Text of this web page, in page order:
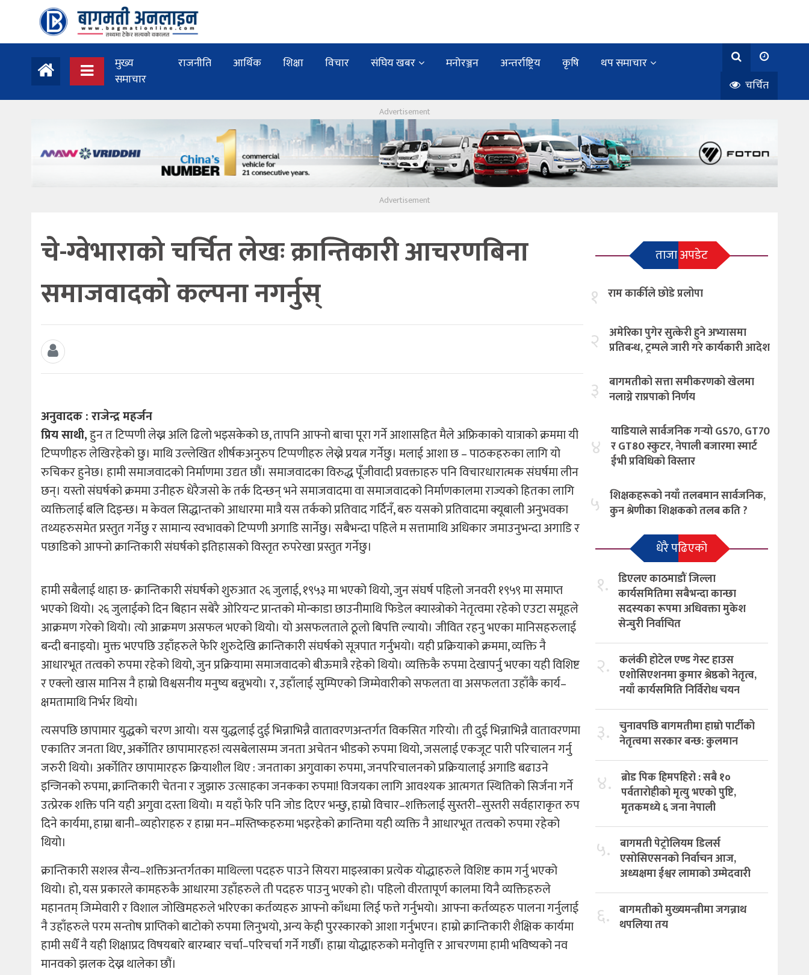
मुख्य
समाचार
राजनीति आर्थिक शिक्षा विचार संघिय खबर मनोरञ्जन अन्तर्राष्ट्रिय कृषि
थप समाचार
चर्चित
चे-ग्वेभाराको चर्चित लेखः क्रान्तिकारी आचरणबिना
समाजवादको कल्पना नगर्नुस्
अनुवादक : राजेन्द्र महर्जन
प्रिय साथी,हुन त टिप्पणी लेख्न अलि ढिलो भइसकेको छ, तापनि आफ्नो बाचा पूरा गर्ने आशासहित मैले अफ्रिकाको यात्राको क्रममा यी
टिप्पणीहरु लेखिरहेको छु। माथि उल्लेखित शीर्षकअनुरुप टिप्पणीहरु लेख्ने प्रयत्न गर्नेछु। मलाई आशा छ – पाठकहरुका लागि यो
रुचिकर हुनेछ। हामी समाजवादको निर्माणमा उद्यत छौं। समाजवादका विरुद्ध पूँजीवादी प्रवक्ताहरु पनि विचारधारात्मक संघर्षमा लीन
छन्। यस्तो संघर्षको क्रममा उनीहरु धेरैजसो के तर्क दिन्छन् भने समाजवादमा वा समाजवादको निर्माणकालमा राज्यको हितका लागि
व्यक्तिलाई बलि दिइन्छ। म केवल सिद्धान्तको आधारमा मात्रै यस तर्कको प्रतिवाद गर्दिनँ, बरु यसको प्रतिवादमा क्यूबाली अनुभवका
तथ्यहरुसमेत प्रस्तुत गर्नेछु र सामान्य स्वभावको टिप्पणी अगाडि सार्नेछु। सबैभन्दा पहिले म सत्तामाथि अधिकार जमाउनुभन्दा अगाडि र
पछाडिको आफ्नो क्रान्तिकारी संघर्षको इतिहासको विस्तृत रुपरेखा प्रस्तुत गर्नेछु।
हामी सबैलाई थाहा छ- क्रान्तिकारी संघर्षको शुरुआत २६ जुलाई, १९५३ मा भएको थियो, जुन संघर्ष पहिलो जनवरी १९५९ मा समाप्त
भएको थियो। २६ जुलाईको दिन बिहान सबेरै ओरियन्ट प्रान्तको मोन्काडा छाउनीमाथि फिडेल क्यास्त्रोको नेतृत्वमा रहेको एउटा समूहले
आक्रमण गरेको थियो। त्यो आक्रमण असफल भएको थियो। यो असफलताले ठूलो बिपत्ति ल्यायो। जीवित रहनु भएका मानिसहरुलाई
बन्दी बनाइयो। मुक्त भएपछि उहाँहरुले फेरि शुरुदेखि क्रान्तिकारी संघर्षको सूत्रपात गर्नुभयो। यही प्रक्रियाको क्रममा, व्यक्ति नै
आधारभूत तत्वको रुपमा रहेको थियो, जुन प्रक्रियामा समाजवादको बीऊमात्रै रहेको थियो। व्यक्तिकै रुपमा देखापर्नु भएका यही विशिष्ट
र एक्लो खास मानिस नै हाम्रो विश्वसनीय मनुष्य बन्नुभयो। र, उहाँलाई सुम्पिएको जिम्मेवारीको सफलता वा असफलता उहाँकै कार्य–
क्षमतामाथि निर्भर थियो।
त्यसपछि छापामार युद्धको चरण आयो। यस युद्धलाई दुई भिन्नाभिन्नै वातावरणअन्तर्गत विकसित गरियो। ती दुई भिन्नाभिन्नै वातावरणमा
एकातिर जनता थिए, अर्कोतिर छापामारहरु! त्यसबेलासम्म जनता अचेतन भीडको रुपमा थियो, जसलाई एकजूट पारी परिचालन गर्नु
जरुरी थियो। अर्कोतिर छापामारहरु क्रियाशील थिए : जनताका अगुवाका रुपमा, जनपरिचालनको प्रक्रियालाई अगाडि बढाउने
इन्जिनको रुपमा, क्रान्तिकारी चेतना र जुझारु उत्साहका जनकका रुपमा! विजयका लागि आवश्यक आत्मगत स्थितिको सिर्जना गर्ने
उत्प्रेरक शक्ति पनि यही अगुवा दस्ता थियो। म यहाँ फेरि पनि जोड दिएर भन्छु, हाम्रो विचार–शक्तिलाई सुस्तरी–सुस्तरी सर्वहाराकृत रुप
दिने कार्यमा, हाम्रा बानी–व्यहोराहरु र हाम्रा मन–मस्तिष्कहरुमा भइरहेको क्रान्तिमा यही व्यक्ति नै आधारभूत तत्वको रुपमा रहेको
थियो।
क्रान्तिकारी सशस्त्र सैन्य–शक्तिअन्तर्गतका माथिल्ला पदहरु पाउने सियरा माइस्त्राका प्रत्येक योद्धाहरुले विशिष्ट काम गर्नु भएको
थियो। हो, यस प्रकारले कामहरुकै आधारमा उहाँहरुले ती पदहरु पाउनु भएको हो। पहिलो वीरतापूर्ण कालमा यिनै व्यक्तिहरुले
महानतम् जिम्मेवारी र विशाल जोखिमहरुले भरिएका कर्तव्यहरु आफ्नो काँधमा लिई फत्ते गर्नुभयो। आफ्ना कर्तव्यहरु पालना गर्नुलाई
नै उहाँहरुले परम सन्तोष प्राप्तिको बाटोको रुपमा लिनुभयो, अन्य केही पुरस्कारको आशा गर्नुभएन। हाम्रो क्रान्तिकारी शैक्षिक कार्यमा
हामी सधैँ नै यही शिक्षाप्रद विषयबारे बारम्बार चर्चा–परिचर्चा गर्ने गर्छौं। हाम्रा योद्धाहरुको मनोवृत्ति र आचरणमा हामी भविष्यको नव
मानवको झलक देख्न थालेका छौं।
ताजा अपडेट
१ राम कार्कीले छोडे प्रलोपा
२ अमेरिका पुगेर सुत्केरी हुने अभ्यासमा
प्रतिबन्ध, ट्रम्पले जारी गरे कार्यकारी आदेश
३ बागमतीको सत्ता समीकरणको खेलमा
नलाग्ने राप्रपाको निर्णय
४
याडियाले सार्वजनिक गर्‍यो GS70, GT70
र GT80 स्कुटर, नेपाली बजारमा स्मार्ट
ईभी प्रविधिको विस्तार
५ शिक्षकहरूको नयाँ तलबमान सार्वजनिक,
कुन श्रेणीका शिक्षकको तलब कति ?
धेरै पढिएको
१. डिएलए काठमाडौं जिल्ला
कार्यसमितिमा सबैभन्दा कान्छा
सदस्यका रूपमा अधिवक्ता मुकेश
सेन्चुरी निर्वाचित
२. कलंकी होटेल एण्ड गेस्ट हाउस
एशोसिएशनमा कुमार श्रेष्ठको नेतृत्व,
नयाँ कार्यसमिति निर्विरोध चयन
३. चुनावपछि बागमतीमा हाम्राे पार्टीको
नेतृत्वमा सरकार बन्छ: कुलमान
४. ब्रोड पिक हिमपहिरो : सबै १०
पर्वतारोहीको मृत्यु भएको पुष्टि,
मृतकमध्ये ६ जना नेपाली
५. बागमती पेट्रोलियम डिलर्स
एसोसिएसनको निर्वाचन आज,
अध्यक्षमा ईश्वर लामाको उम्मेदवारी
६. बागमतीको मुख्यमन्त्रीमा जगन्नाथ
थपलिया तय